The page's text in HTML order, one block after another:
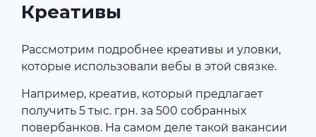
Креативы
Рассмотрим подробнее креативы и уловки,
которые использовали вебы в этой связке.
Например, креатив, который предлагает
получить 5 тыс. грн. за 500 собранных
повербанков. На самом деле такой вакансии